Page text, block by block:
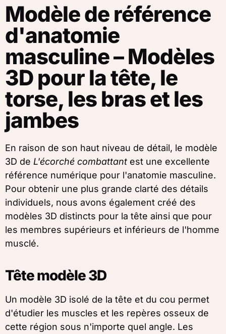
Modèle de référence
d'anatomie
masculine – Modèles
3D pour la tête, le
torse, les bras et les
jambes
En raison de son haut niveau de détail, le modèle
3D de L'écorché combattant est une excellente
référence numérique pour l'anatomie masculine.
Pour obtenir une plus grande clarté des détails
individuels, nous avons également créé des
modèles 3D distincts pour la tête ainsi que pour
les membres supérieurs et inférieurs de l'homme
musclé.
Tête modèle 3D
Un modèle 3D isolé de la tête et du cou permet
d'étudier les muscles et les repères osseux de
cette région sous n'importe quel angle. Les